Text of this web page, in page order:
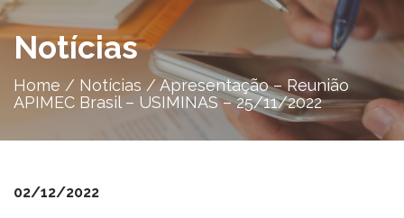
Notícias
Home / Notícias /Apresentação – Reunião
APIMEC Brasil – USIMINAS – 25/11/2022
02/12/2022